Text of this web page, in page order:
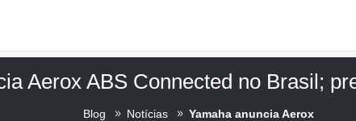
Aerox ABS Connected no Brasil;
Blog Notícias Yamaha anuncia Aerox